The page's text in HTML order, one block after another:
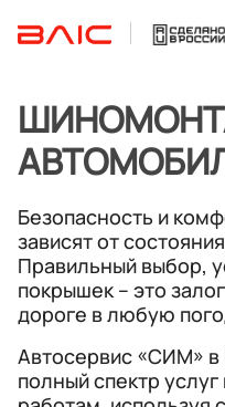
Безопасность и
зависят от
Правильный выбор,
покрышек – это
дороге в любую
Автосервис «СИМ» в
полный спектр